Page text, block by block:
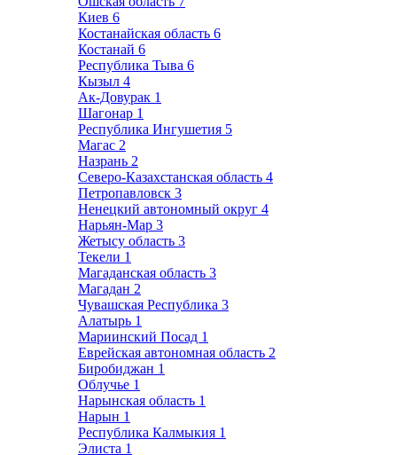
Киев 6
Костанайская область 6
Костанай 6
Республика Тыва 6
Кызыл 4
Ак-Довурак 1
Шагонар 1
Республика Ингушетия 5
Магас 2
Назрань 2
Северо-Казахстанская область 4
Петропавловск 3
Ненецкий автономный округ 4
Нарьян-Мар 3
Жетысу область 3
Текели 1
Магаданская область 3
Магадан 2
Чувашская Республика 3
Алатырь 1
Мариинский Посад 1
Еврейская автономная область 2
Биробиджан 1
Облучье 1
Нарынская область 1
Нарын 1
Республика Калмыкия 1
Элиста 1